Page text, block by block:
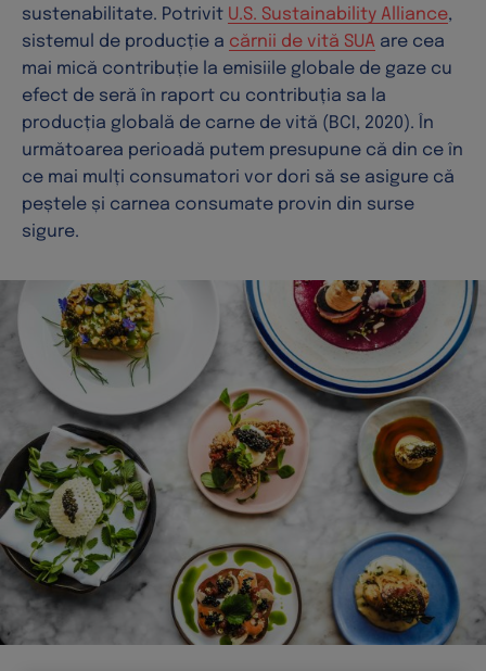
sustenabilitate. Potrivit U.S. Sustainability Alliance,
sistemul de producție a cărnii de vită SUA are cea
mai mică contribuție la emisiile globale de gaze cu
efect de seră în raport cu contribuția sa la
producția globală de carne de vită (BCI, 2020). În
următoarea perioadă putem presupune că din ce în
ce mai mulți consumatori vor dori să se asigure că
peștele și carnea consumate provin din surse
sigure.